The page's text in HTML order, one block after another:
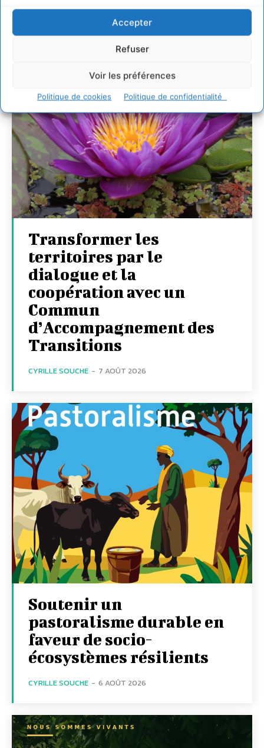
Accepter
Refuser
Voir les préférences
Politique de cookies Politique de confidentialité
Transformer les
territoires par le
dialogue et la
coopération avec un
Commun
d’Accompagnement des
Transitions
CYRILLE SOUCHE - 7 AOÛT 2026
Soutenir un
pastoralisme durable en
faveur de socio-
écosystèmes résilients
CYRILLE SOUCHE - 6 AOÛT 2026